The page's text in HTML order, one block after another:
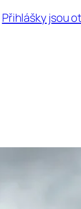
Přihlášky jsou